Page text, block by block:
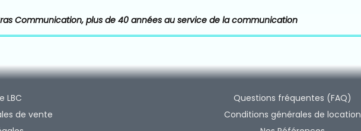
Communication, plus de 40 années au service de la communication
LBC
Questions fréquentes (FAQ)
de vente
Conditions générales de location